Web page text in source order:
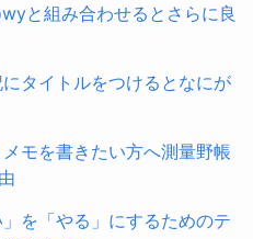
と組み合わせるとさらに良
タイトルをつけるとなにが
モを書きたい方へ測量野帳
」を「やる」にするためのテ